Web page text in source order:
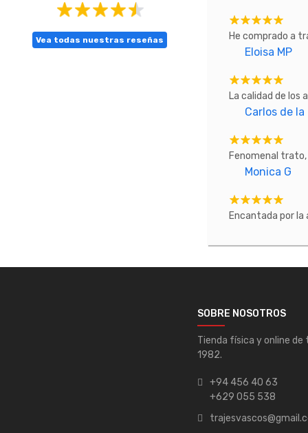
Vea todas nuestras reseñas He comprado a
Eloisa MP
La calidad de los
Carlos de la
Fenomenal
Monica G
Encantada por
SOBRE NOSOTROS
Tienda física y online de
1982.
+94 456 40 63
+629 055 538